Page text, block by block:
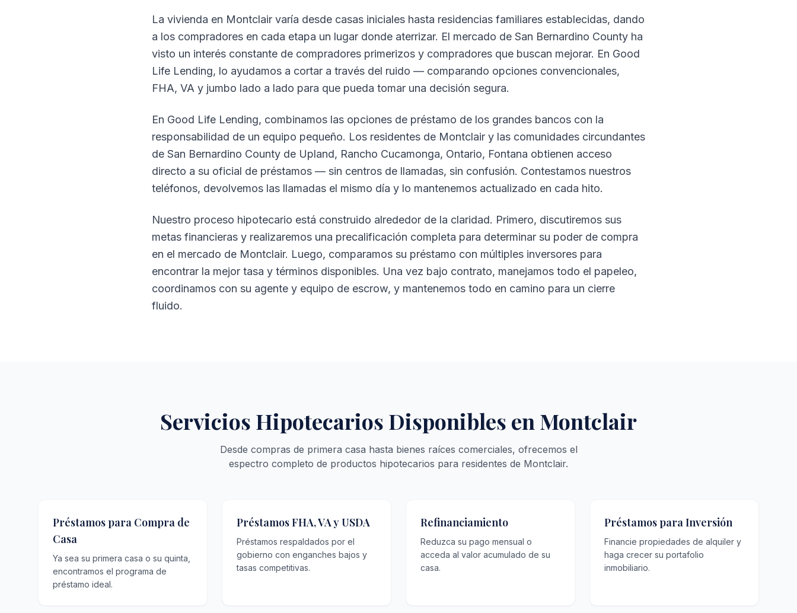
La vivienda en Montclair varía desde casas iniciales hasta residencias familiares establecidas, dando
a los compradores en cada etapa un lugar donde aterrizar. El mercado de San Bernardino County ha
visto un interés constante de compradores primerizos y compradores que buscan mejorar. En Good
Life Lending, lo ayudamos a cortar a través del ruido — comparando opciones convencionales,
FHA, VA y jumbo lado a lado para que pueda tomar una decisión segura.
En Good Life Lending, combinamos las opciones de préstamo de los grandes bancos con la
responsabilidad de un equipo pequeño. Los residentes de Montclair y las comunidades circundantes
de San Bernardino County de Upland, Rancho Cucamonga, Ontario, Fontana obtienen acceso
directo a su oficial de préstamos — sin centros de llamadas, sin confusión. Contestamos nuestros
teléfonos, devolvemos las llamadas el mismo día y lo mantenemos actualizado en cada hito.
Nuestro proceso hipotecario está construido alrededor de la claridad. Primero, discutiremos sus
metas financieras y realizaremos una precalificación completa para determinar su poder de compra
en el mercado de Montclair. Luego, comparamos su préstamo con múltiples inversores para
encontrar la mejor tasa y términos disponibles. Una vez bajo contrato, manejamos todo el papeleo,
coordinamos con su agente y equipo de escrow, y mantenemos todo en camino para un cierre
fluido.
Servicios Hipotecarios Disponibles en Montclair
Desde compras de primera casa hasta bienes raíces comerciales, ofrecemos el
espectro completo de productos hipotecarios para residentes de Montclair.
Préstamos para Compra de
Casa
Ya sea su primera casa o su quinta,
encontramos el programa de
préstamo ideal.
Préstamos FHA, VA y USDA
Préstamos respaldados por el
gobierno con enganches bajos y
tasas competitivas.
Refinanciamiento
Reduzca su pago mensual o
acceda al valor acumulado de su
casa.
Préstamos para Inversión
Financie propiedades de alquiler y
haga crecer su portafolio
inmobiliario.